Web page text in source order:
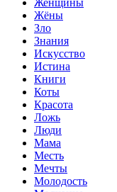
Женщины
Жёны
Зло
Знания
Искусство
Истина
Книги
Коты
Красота
Ложь
Люди
Мама
Месть
Мечты
Молодость